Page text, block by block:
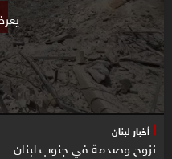
أخبار لبنان
نزوح وصدمة في جنوب لبنان